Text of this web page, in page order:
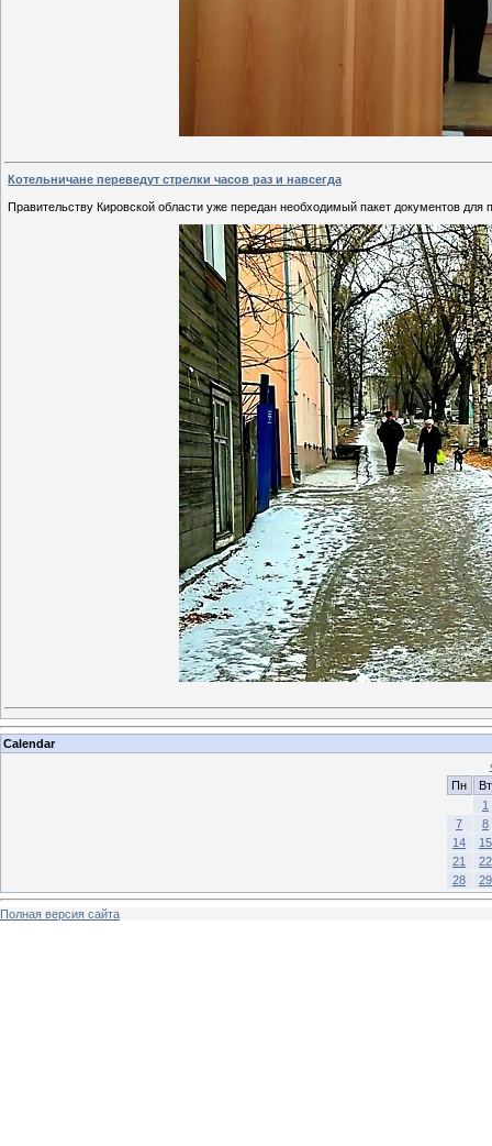
Котельничане переведут стрелки часов раз и навсегда
Правительству Кировской области уже передан необходимый пакет документов для
Calendar
Пн
Вт
1
7
8
14
15
21
22
28
29
Полная версия сайта